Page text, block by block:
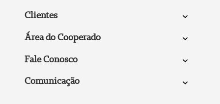
Clientes
Área do Cooperado
Fale Conosco
Comunicação